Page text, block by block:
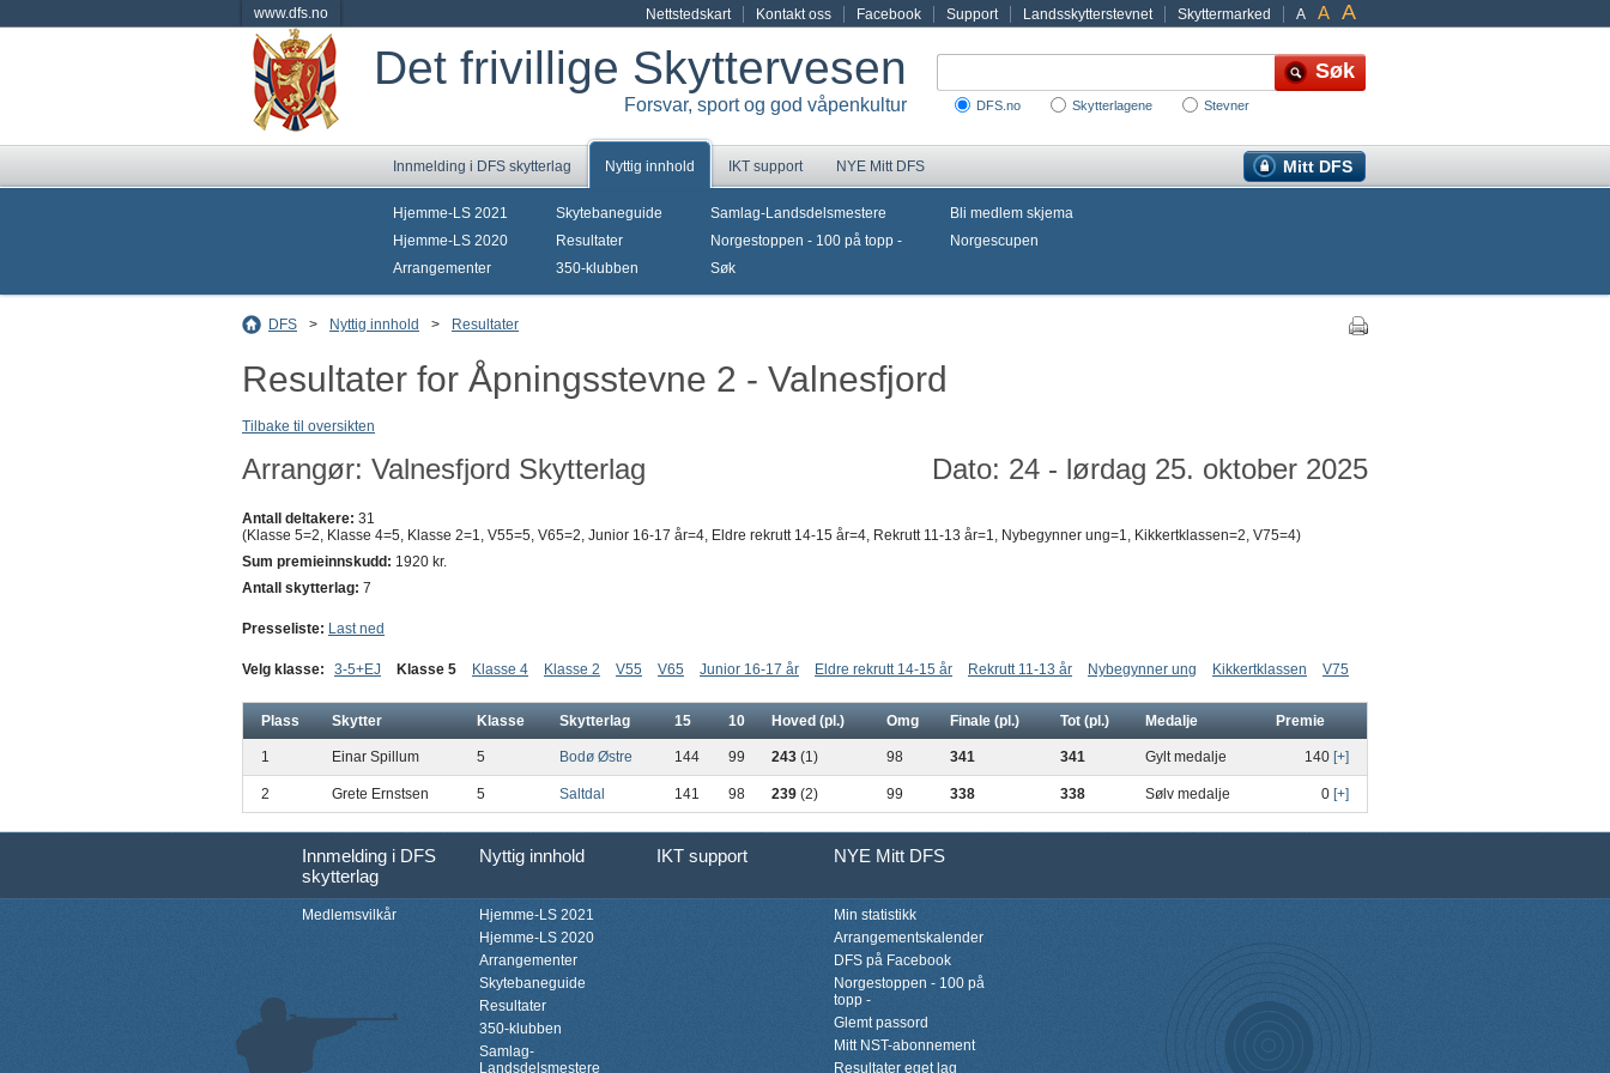
www.dfs.no A A A
Nettstedskart Kontakt oss Facebook Support Landsskytterstevnet Skyttermarked
Det frivillige Skyttervesen
Forsvar, sport og god våpenkultur DFS.no Skytterlagene Stevner
Innmelding i DFS skytterlag Nyttig innhold IKT support Mitt DFS
NYE Mitt DFS
Hjemme-LS 2021
Hjemme-LS 2020
Arrangementer
Skytebaneguide
Resultater
350-klubben
Samlag-Landsdelsmestere
Norgestoppen - 100 på topp -
Søk
Bli medlem skjema
Norgescupen
DFS > Nyttig innhold > Resultater
Resultater for Åpningsstevne 2 - Valnesfjord
Tilbake til oversikten
Arrangør: Valnesfjord Skytterlag Dato: 24 - lørdag 25. oktober 2025
Antall deltakere: 31
(Klasse 5=2, Klasse 4=5, Klasse 2=1, V55=5, V65=2, Junior 16-17 år=4, Eldre rekrutt 14-15 år=4, Rekrutt 11-13 år=1, Nybegynner ung=1, Kikkertklassen=2, V75=4)
Sum premieinnskudd: 1920 kr.
Antall skytterlag: 7
Presseliste: Last ned
Velg klasse: 3-5+EJ Klasse 5 Klasse 4 Klasse 2 V55 V65 Junior 16-17 år Eldre rekrutt 14-15 år Rekrutt 11-13 år Nybegynner ung Kikkertklassen V75
Plass Skytter Klasse Skytterlag 15 10 Hoved (pl.) Omg Finale (pl.) Tot (pl.) Medalje Premie
1 Einar Spillum 5 Bodø Østre 144 99 243 (1) 98 341 341 Gylt medalje 140 [+]
2 Grete Ernstsen 5 Saltdal 141 98 239 (2) 99 338 338 Sølv medalje 0 [+]
Innmelding i DFS
skytterlag
Nyttig innhold IKT support NYE Mitt DFS
Medlemsvilkår
Hjemme-LS 2021
Hjemme-LS 2020
Arrangementer
Skytebaneguide
Resultater
350-klubben
Samlag-
Landsdelsmestere
Min statistikk
Arrangementskalender
DFS på Facebook
Norgestoppen - 100 på
topp -
Glemt passord
Mitt NST-abonnement
Resultater eget lag